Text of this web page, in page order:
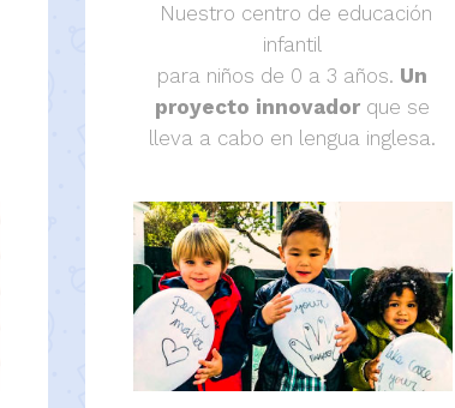
Nuestro centro de educación
infantil
para niños de 0 a 3 años. Un
proyecto innovador que se
lleva a cabo en lengua inglesa.